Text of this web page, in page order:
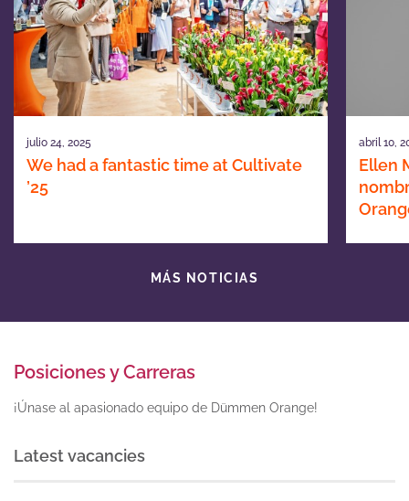
MÁS NOTICIAS
julio 24, 2025
We had a fantastic time at Cultivate
’25
abril 10,
Ellen
Posiciones y Carreras
¡Únase al apasionado equipo de Dümmen Orange!
Latest vacancies